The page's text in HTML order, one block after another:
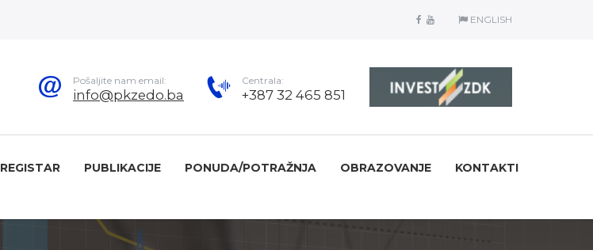
ENGLISH
Pošaljite nam email:
info@pkzedo.ba
Centrala:
+387 32 465 851
REGISTAR PUBLIKACIJE PONUDA/POTRAŽNJA OBRAZOVANJE KONTAKTI